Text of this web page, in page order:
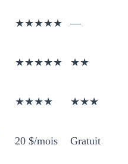
★★★★★ —
★★★★★ ★★
★★★★ ★★★
20 $/mois Gratuit